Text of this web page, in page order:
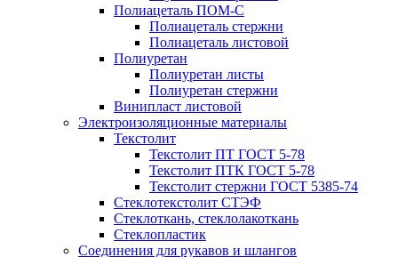
Полиацеталь ПОМ-С
Полиацеталь стержни
Полиацеталь листовой
Полиуретан
Полиуретан листы
Полиуретан стержни
Винипласт листовой
Электроизоляционные материалы
Текстолит
Текстолит ПТ ГОСТ 5-78
Текстолит ПТК ГОСТ 5-78
Текстолит стержни ГОСТ 5385-74
Стеклотекстолит СТЭФ
Стеклоткань, стеклолакоткань
Стеклопластик
Соединения для рукавов и шлангов